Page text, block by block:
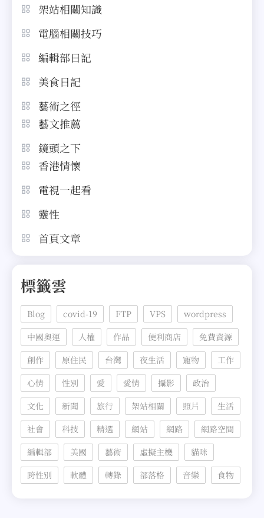
架站相關知識
電腦相關技巧
編輯部日記
美食日記
藝術之徑
藝文推薦
鏡頭之下
香港情懷
電視一起看
靈性
首頁文章
標籤雲
Blog covid-19 FTP VPS
wordpress
中國奧運
人權 作品 便利商店
免費資源
創作
原住民 台灣 夜生活 寵物
工作
心情
性別 愛 愛情 攝影
政治
文化
新聞 旅行 架站相關 照片
生活
社會
科技 精選 網站 網路
網路空間
編輯部
美國 藝術 虛擬主機
貓咪
跨性別
軟體 轉錄 部落格 音樂 食物